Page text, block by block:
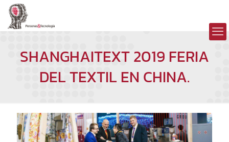
SHANGHAITEXT 2019 FERIA
DEL TEXTIL EN CHINA.